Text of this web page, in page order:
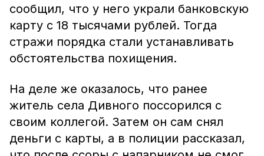
сообщил, что у него украли банковскую
карту с 18 тысячами рублей. Тогда
стражи порядка стали устанавливать
обстоятельства похищения.
На деле же оказалось, что ранее
житель села Дивного поссорился с
своим коллегой. Затем он сам снял
деньги с карты, а в полиции рассказал,